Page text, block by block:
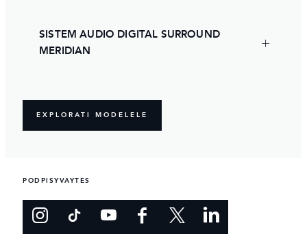
SISTEM AUDIO DIGITAL SURROUND
MERIDIAN
EXPLORATI MODELELE
PODPISYVAYTES